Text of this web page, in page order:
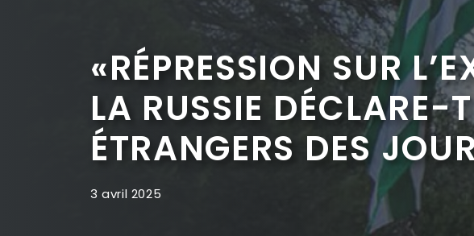
«RÉPRESSION SUR
LA RUSSIE DÉCLARE-
ÉTRANGERS DES
3 avril 2025